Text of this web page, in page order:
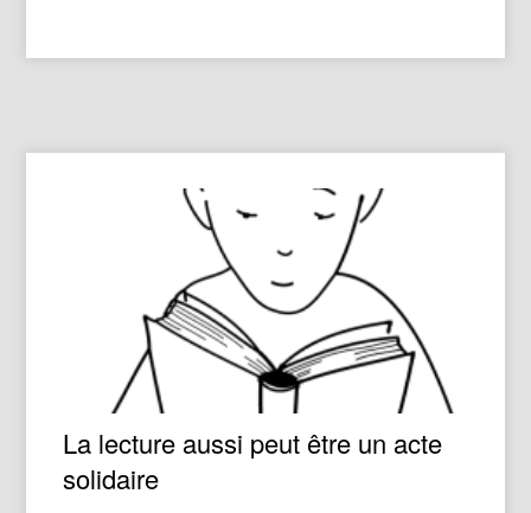
La lecture aussi peut être un acte
solidaire